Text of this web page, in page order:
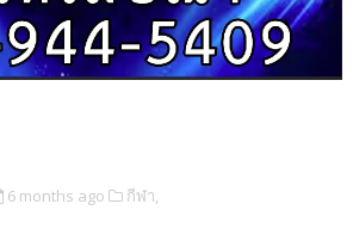
6 months ago กีฬา,